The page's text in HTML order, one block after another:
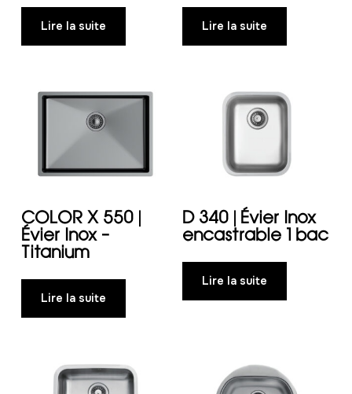
Lire la suite Lire la suite
COLOR X 550 |
Évier Inox –
Titanium
Lire la suite
D 340 | Évier Inox
encastrable 1 bac
Lire la suite